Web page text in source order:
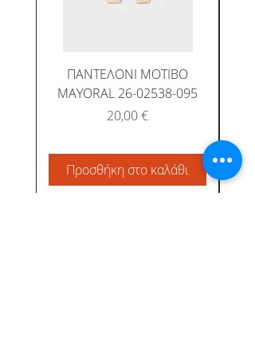
ΠΑΝΤΕΛΟΝΙ ΜΟΤΙΒΟ
MAYORAL 26-02538-095
Τιμή
20,00 €
Προσθήκη στο καλάθι